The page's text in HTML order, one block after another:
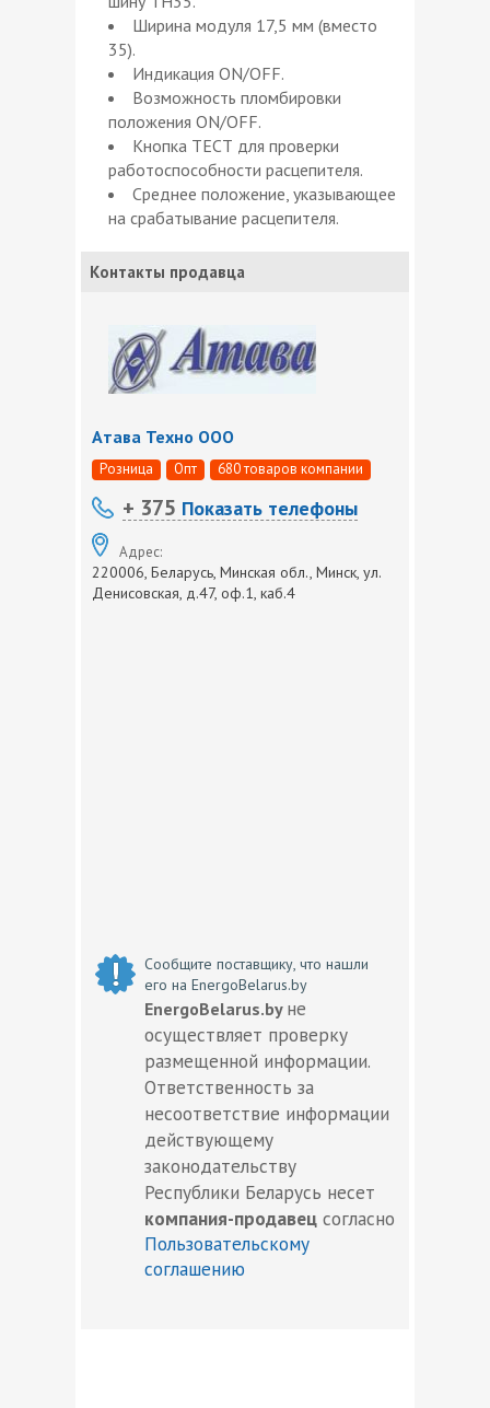
Ширина модуля 17,5 мм (вместо
35).
Индикация ON/OFF.
Возможность пломбировки
положения ON/OFF.
Кнопка ТЕСТ для проверки
работоспособности расцепителя.
Среднее положение, указывающее
на срабатывание расцепителя.
Контакты продавца
Атава Техно ООО
Розница Опт 680 товаров компании
+ 375 Показать телефоны
Адрес:
220006, Беларусь, Минская обл., Минск, ул.
Денисовская, д.47, оф.1, каб.4
Сообщите поставщику, что нашли
его на EnergoBelarus.by
EnergoBelarus.by не
осуществляет проверку
размещенной информации.
Ответственность за
несоответствие информации
действующему
законодательству
Республики Беларусь несет
компания-продавец согласно
Пользовательскому
соглашению